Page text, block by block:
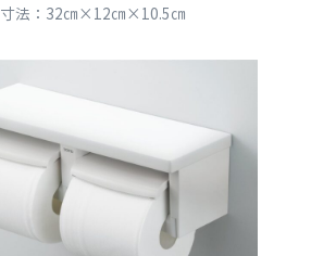
寸法：32㎝×12㎝×10.5㎝